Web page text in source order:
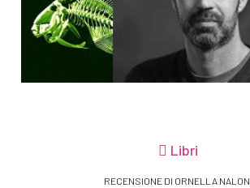
Libri
RECENSIONE DI ORNELLA NALON.